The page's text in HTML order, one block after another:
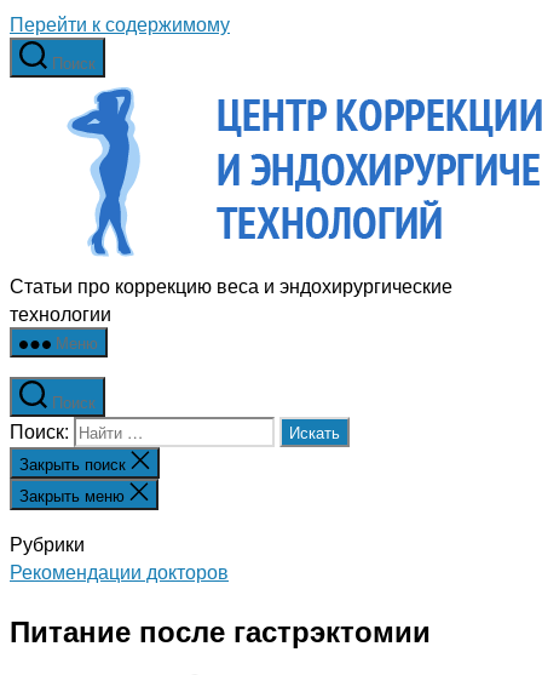
Перейти к содержимому
Поиск
Статьи про коррекцию веса и эндохирургические
технологии
Меню
Поиск
Поиск:
Закрыть поиск
Закрыть меню
Рубрики
Рекомендации докторов
Питание после гастрэктомии